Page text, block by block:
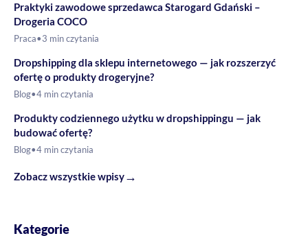
Praktyki zawodowe sprzedawca Starogard Gdański –
Drogeria COCO
Praca•3 min czytania
Dropshipping dla sklepu internetowego — jak rozszerzyć
ofertę o produkty drogeryjne?
Blog•4 min czytania
Produkty codziennego użytku w dropshippingu — jak
budować ofertę?
Blog•4 min czytania
Zobacz wszystkie wpisy→
Kategorie